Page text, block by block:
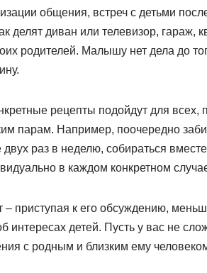
общения, встреч с детьми
делят диван или телевизор, гараж,
родителей. Малышу нет дела до
рецепты подойдут для
парам. Например, поочередно
двух раз в неделю, собираться
в каждом конкретном
– приступая к его обсуждению,
интересах детей. Пусть у вас не
с родным и близким ему человеком